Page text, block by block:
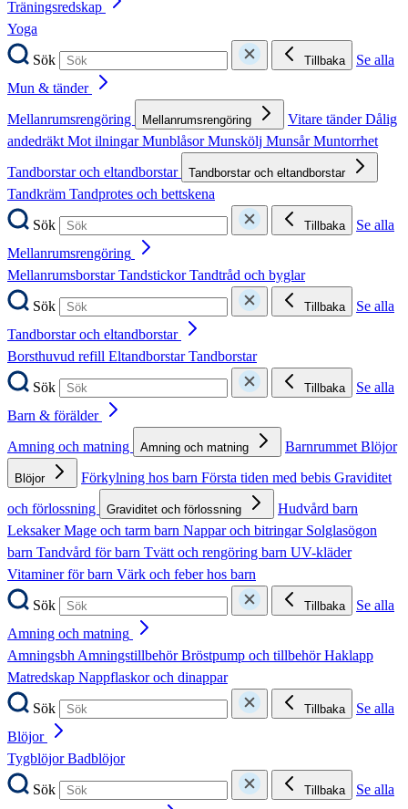
Träningsredskap
Yoga
Sök
Tillbaka
Se alla
Mun & tänder
Mellanrumsrengöring
Mellanrumsrengöring Vitare tänderDålig
andedräktMot ilningarMunblåsorMunskölj MunsårMuntorrhet
Tandborstar och eltandborstar
Tandborstar och eltandborstar
Tandkräm Tandprotes och bettskena
Sök
Tillbaka
Se alla
Mellanrumsrengöring
MellanrumsborstarTandstickorTandtråd och byglar
Sök
Tillbaka
Se alla
Tandborstar och eltandborstar
Borsthuvud refill EltandborstarTandborstar
Sök
Tillbaka
Se alla
Barn & förälder
Amning och matning
Amning och matning BarnrummetBlöjor
Blöjor Förkylning hos barn Första tiden med bebis Graviditet
och förlossning
Graviditet och förlossning
Hudvård barn
LeksakerMage och tarm barn Nappar och bitringar Solglasögon
barn Tandvård för barn Tvätt och rengöring barn UV-kläder
Vitaminer för barn Värk och feber hos barn
Sök
Tillbaka
Se alla
Amning och matning
AmningsbhAmningstillbehörBröstpump och tillbehörHaklapp
Matredskap Nappflaskor och dinappar
Sök
Tillbaka
Se alla
Blöjor
TygblöjorBadblöjor
Sök
Tillbaka
Se alla